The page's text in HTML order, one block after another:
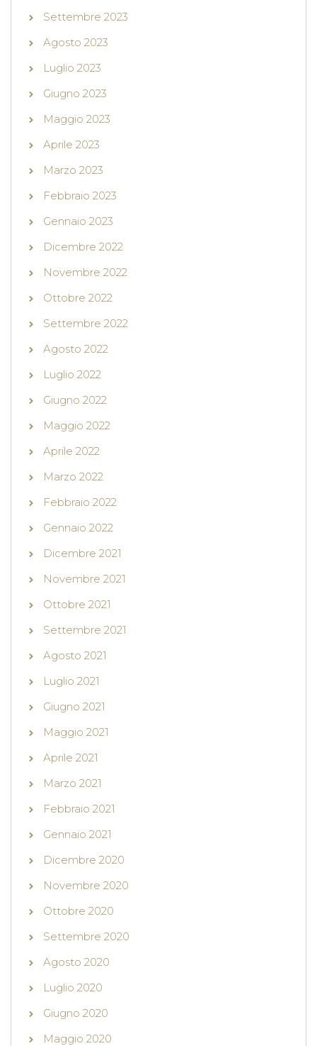
Settembre 2023
Agosto 2023
Luglio 2023
Giugno 2023
Maggio 2023
Aprile 2023
Marzo 2023
Febbraio 2023
Gennaio 2023
Dicembre 2022
Novembre 2022
Ottobre 2022
Settembre 2022
Agosto 2022
Luglio 2022
Giugno 2022
Maggio 2022
Aprile 2022
Marzo 2022
Febbraio 2022
Gennaio 2022
Dicembre 2021
Novembre 2021
Ottobre 2021
Settembre 2021
Agosto 2021
Luglio 2021
Giugno 2021
Maggio 2021
Aprile 2021
Marzo 2021
Febbraio 2021
Gennaio 2021
Dicembre 2020
Novembre 2020
Ottobre 2020
Settembre 2020
Agosto 2020
Luglio 2020
Giugno 2020
Maggio 2020